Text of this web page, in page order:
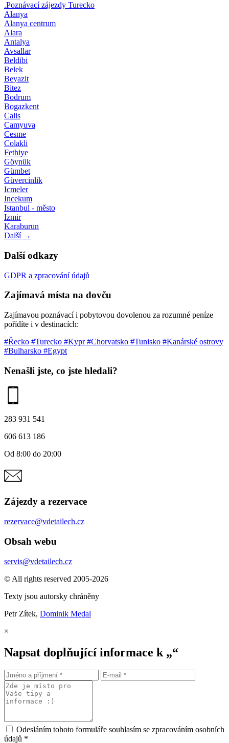
.Poznávací zájezdy Turecko
Alanya
Alanya centrum
Alara
Antalya
Avsallar
Beldibi
Belek
Beyazit
Bitez
Bodrum
Bogazkent
Calis
Camyuva
Cesme
Colakli
Fethiye
Göynük
Gümbet
Güvercinlik
Icmeler
Incekum
Istanbul - město
Izmir
Karaburun
Další →
Další odkazy
GDPR a zpracování údajů
Zajímavá místa na dovču
Zajímavou poznávací i pobytovou dovolenou za rozumné peníze
pořídíte i v destinacích:
#Řecko #Turecko #Kypr#Chorvatsko #Tunisko #Kanárské ostrovy
#Bulharsko #Egypt
Nenašli jste, co jste hledali?
283 931 541
606 613 186
Od 8:00 do 20:00
Zájezdy a rezervace
rezervace@vdetailech.cz
Obsah webu
servis@vdetailech.cz
© All rights reserved 2005-2026
Texty jsou autorsky chráněny
Petr Zítek, Dominik Medal
×
Napsat doplňující informace k „“
Odesláním tohoto formuláře souhlasím se zpracováním osobních
údajů *